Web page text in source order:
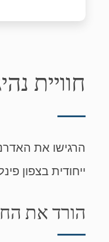
חוויית
הרגישו את
ייחודית בצפון
הורד את